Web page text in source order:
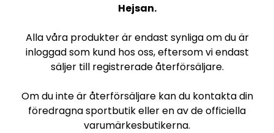
Hejsan.
Alla våra produkter är endast synliga om du är
inloggad som kund hos oss, eftersom vi endast
säljer till registrerade återförsäljare.
Om du inte är återförsäljare kan du kontakta din
föredragna sportbutik eller en av de officiella
varumärkesbutikerna.